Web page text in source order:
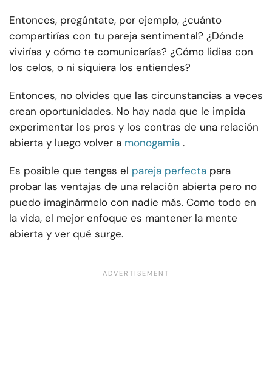
Entonces, pregúntate, por ejemplo, ¿cuánto
compartirías con tu pareja sentimental? ¿Dónde
vivirías y cómo te comunicarías? ¿Cómo lidias con
los celos, o ni siquiera los entiendes?
Entonces, no olvides que las circunstancias a veces
crean oportunidades. No hay nada que le impida
experimentar los pros y los contras de una relación
abierta y luego volver a monogamia .
Es posible que tengas el pareja perfecta para
probar las ventajas de una relación abierta pero no
puedo imaginármelo con nadie más. Como todo en
la vida, el mejor enfoque es mantener la mente
abierta y ver qué surge.